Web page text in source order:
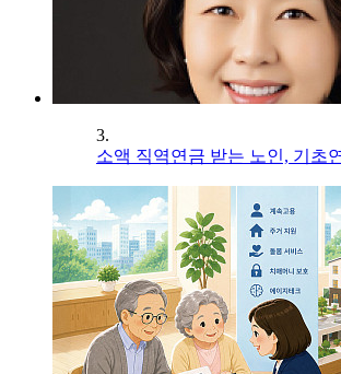
3.
소액 직역연금 받는 노인, 기초